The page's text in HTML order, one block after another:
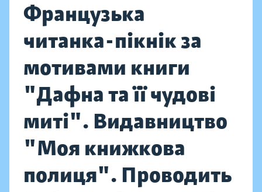
Французька
читанка-пікнік за
мотивами книги
"Дафна та її чудові
миті". Видавництво
"Моя книжкова
полиця". Проводить